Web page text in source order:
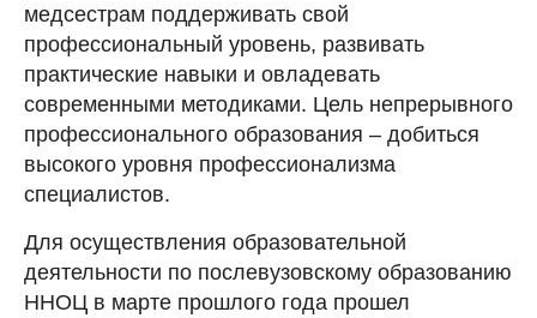
медсестрам поддерживать свой
профессиональный уровень, развивать
практические навыки и овладевать
современными методиками. Цель непрерывного
профессионального образования – добиться
высокого уровня профессионализма
специалистов.
Для осуществления образовательной
деятельности по послевузовскому образованию
ННОЦ в марте прошлого года прошел